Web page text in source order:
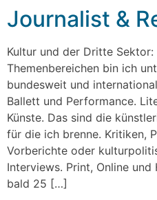
Journalist &
Kultur und der Dritte Sektor:
Themenbereichen bin ich
bundesweit und
Ballett und Performance.
Künste. Das sind die
für die ich brenne. Kritiken,
Vorberichte oder
Interviews. Print, Online
bald 25 […]